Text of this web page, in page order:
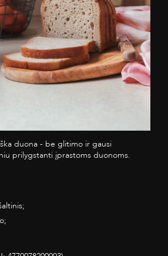
duona - be glitimo ir gausi
prilygstanti įprastoms duonoms.